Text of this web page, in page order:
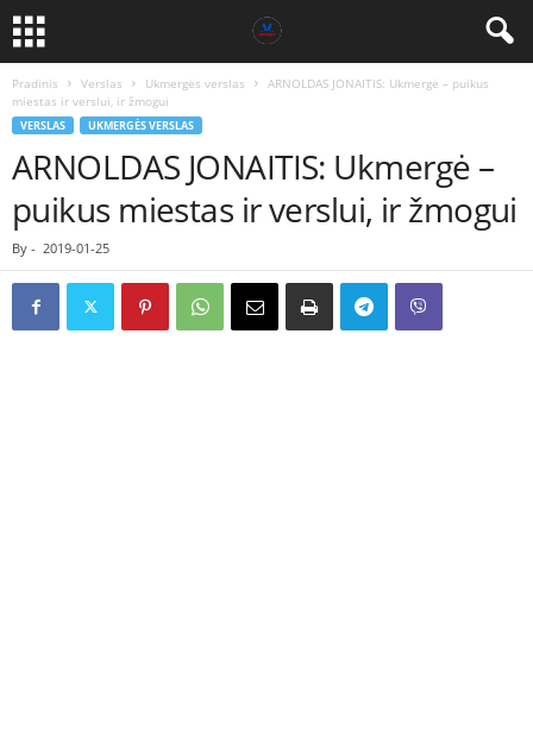
Pradinis Verslas Ukmergės verslas
ARNOLDAS JONAITIS: Ukmergė – puikus
miestas ir verslui, ir žmogui
VERSLAS UKMERGĖS VERSLAS
ARNOLDAS JONAITIS: Ukmergė –
puikus miestas ir verslui, ir žmogui
By - 2019-01-25